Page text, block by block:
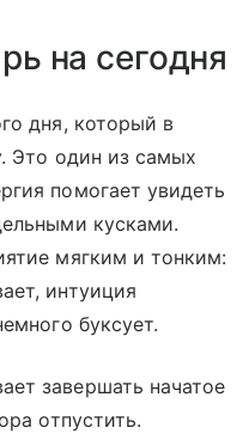
на сегодня
дня, который в
Это один из самых
помогает увидеть
кусками.
мягким и тонким:
интуиция
буксует.
завершать начатое
отпустить.